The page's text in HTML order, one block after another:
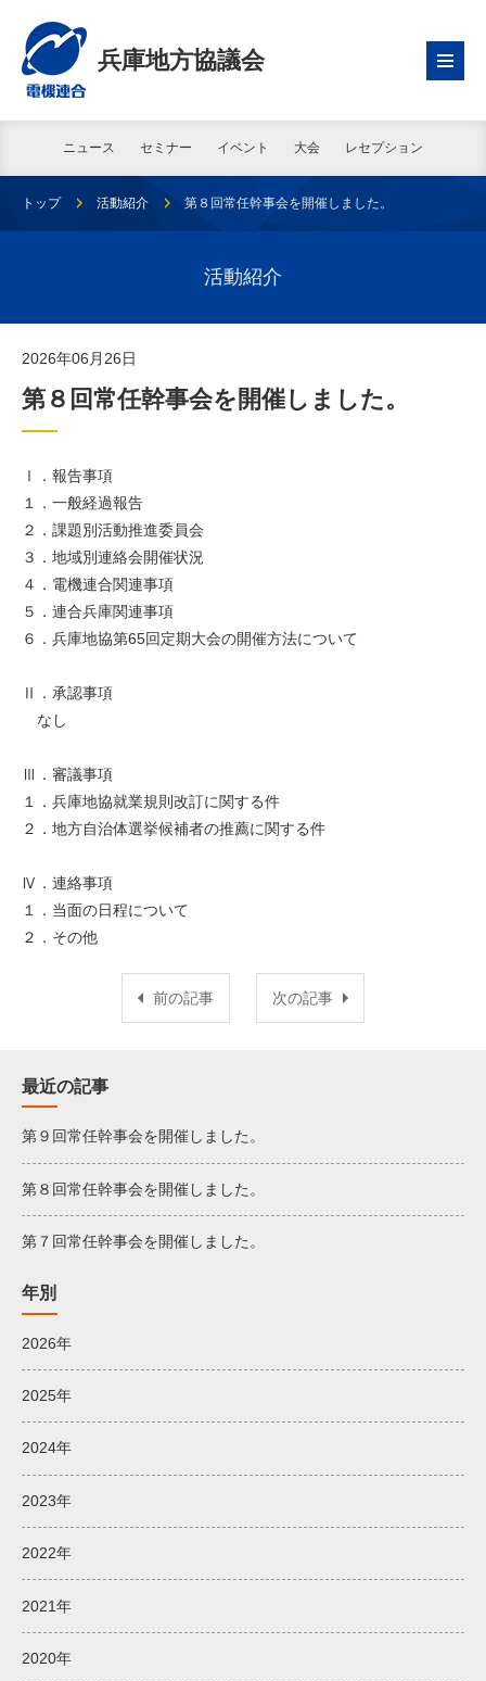
兵庫地方協議会
ニュース セミナー イベント 大会 レセプション
トップ 活動紹介 第８回常任幹事会を開催しました。
活動紹介
2026年06月26日
第８回常任幹事会を開催しました。
Ⅰ．報告事項
１．一般経過報告
２．課題別活動推進委員会
３．地域別連絡会開催状況
４．電機連合関連事項
５．連合兵庫関連事項
６．兵庫地協第65回定期大会の開催方法について
Ⅱ．承認事項
なし
Ⅲ．審議事項
１．兵庫地協就業規則改訂に関する件
２．地方自治体選挙候補者の推薦に関する件
Ⅳ．連絡事項
１．当面の日程について
２．その他
前の記事 次の記事
最近の記事
第９回常任幹事会を開催しました。
第８回常任幹事会を開催しました。
第７回常任幹事会を開催しました。
年別
2026年
2025年
2024年
2023年
2022年
2021年
2020年